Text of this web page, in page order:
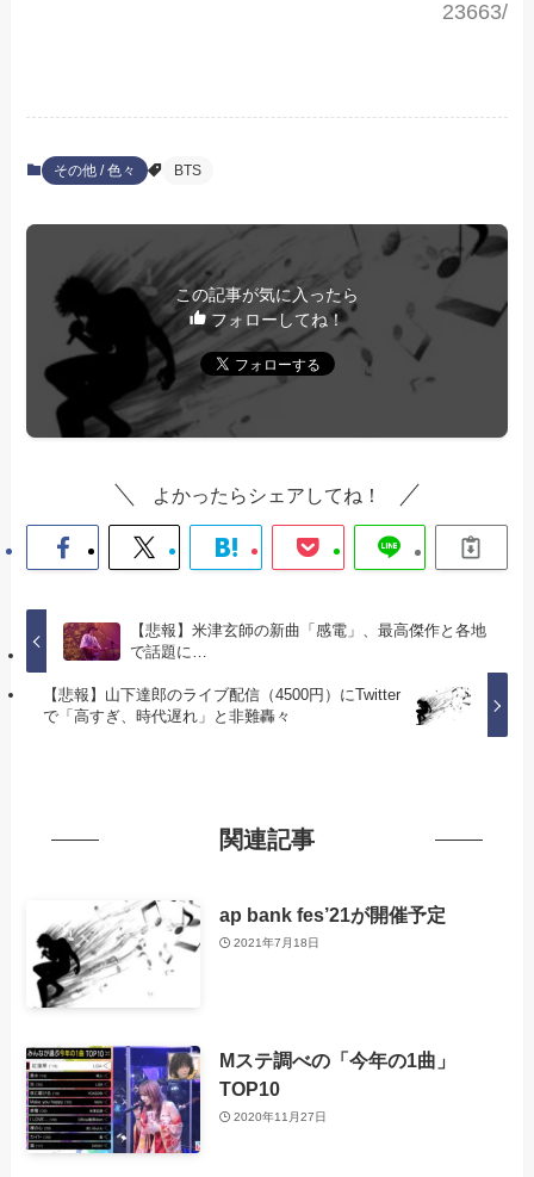
23663/
その他 / 色々 BTS
この記事が気に入ったら
フォローしてね！
よかったらシェアしてね！
【悲報】米津玄師の新曲「感電」、最高傑作と各地
で話題に…
【悲報】山下達郎のライブ配信（4500円）にTwitter
で「高すぎ、時代遅れ」と非難轟々
関連記事
ap bank fes’21が開催予定
2021年7月18日
Mステ調べの「今年の1曲」
TOP10
2020年11月27日